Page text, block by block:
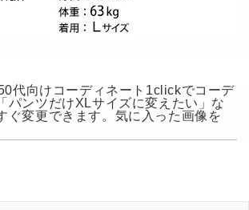
代向けコーディネート1clickでコーデ
パンツだけXLサイズに変えたい」な
ぐ変更できます。気に入った画像を